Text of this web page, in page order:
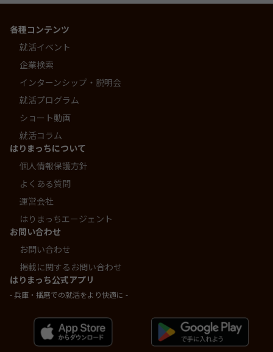
各種コンテンツ
就活イベント
企業検索
インターンシップ・説明会
就活プログラム
ショート動画
就活コラム
はりまっちについて
個人情報保護方針
よくある質問
運営会社
はりまっちエージェント
お問い合わせ
お問い合わせ
掲載に関するお問い合わせ
はりまっち公式アプリ
- 兵庫・播磨での就活をより快適に -